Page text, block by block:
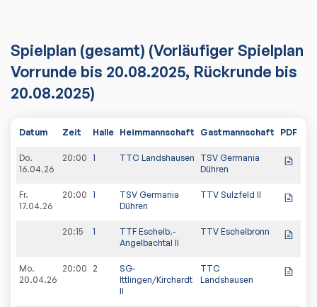
Spielplan (gesamt) (Vorläufiger Spielplan
Vorrunde bis 20.08.2025, Rückrunde bis
20.08.2025)
Datum Zeit Halle Heimmannschaft Gastmannschaft PDF
Do.
16.04.26
20:00 1 TTC Landshausen
TSV Germania
Dühren
Fr.
17.04.26
20:00 1
TSV Germania
Dühren
TTV Sulzfeld II
20:15 1
TTF Eschelb.-
Angelbachtal II
TTV Eschelbronn
Mo.
20.04.26
20:00 2
SG-
Ittlingen/Kirchardt
II
TTC
Landshausen